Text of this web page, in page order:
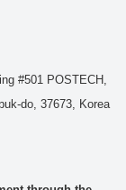
#501 POSTECH,
do, 37673, Korea